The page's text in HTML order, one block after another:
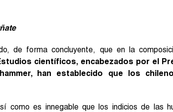
de forma concluyente, que en la
científicos, encabezados por el
han establecido que los
como es innegable que los indicios de las